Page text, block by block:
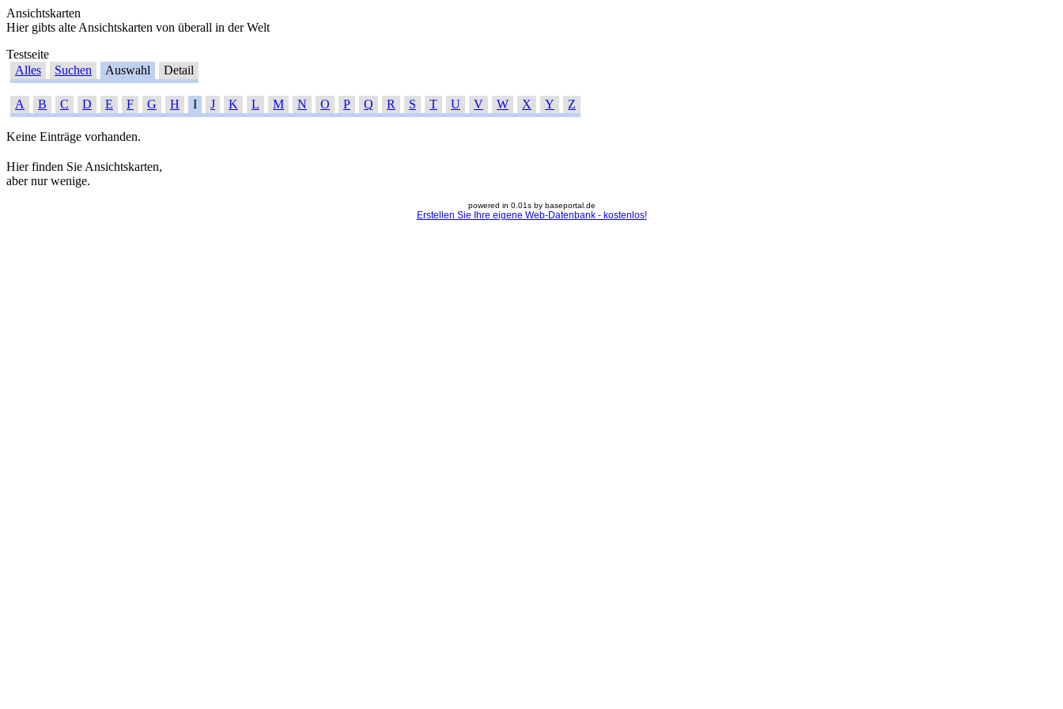
Ansichtskarten
Hier gibts alte Ansichtskarten von überall in der Welt
Testseite
Alles
Suchen Auswahl Detail
A B C D E F G H I J K L M N O P Q R S T U V W X Y Z
Keine Einträge vorhanden.
Hier finden Sie Ansichtskarten,
aber nur wenige.
powered in 0.01s by baseportal.de
Erstellen Sie Ihre eigene Web-Datenbank - kostenlos!